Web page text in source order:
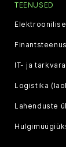
TEENUSED
IT- ja
Logistika
Lahenduste